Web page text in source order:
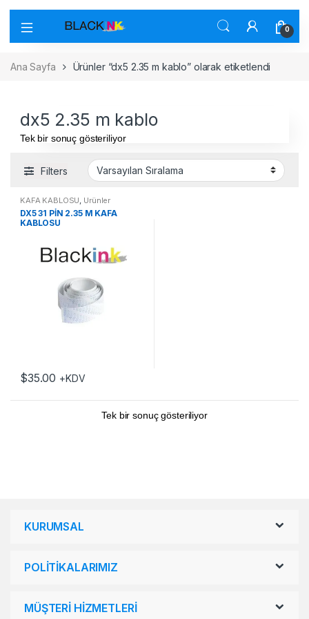
0
Ana Sayfa Ürünler “dx5 2.35 m kablo” olarak etiketlendi
dx5 2.35 m kablo
Tek bir sonuç gösteriliyor
Filters
KAFA KABLOSU, Ürünler
DX5 31 PİN 2.35 M KAFA
KABLOSU
$35.00 +KDV
Tek bir sonuç gösteriliyor
KURUMSAL
POLİTİKALARIMIZ
MÜŞTERİ HİZMETLERİ